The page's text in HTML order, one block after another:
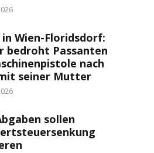
in Wien-Floridsdorf:
bedroht Passanten
nach
seiner Mutter
sollen